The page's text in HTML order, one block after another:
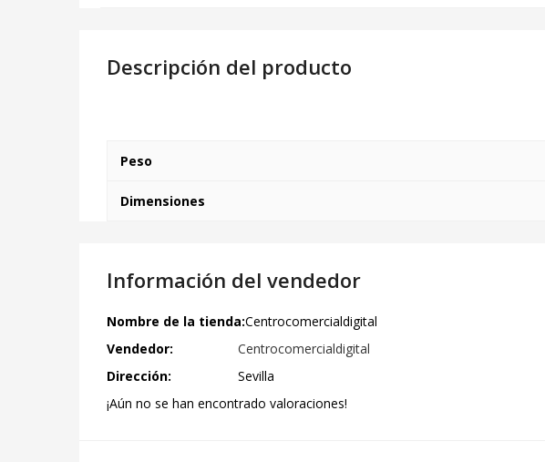
Descripción del producto
Peso
Dimensiones
Información del vendedor
Nombre de la tienda:Centrocomercialdigital
Vendedor:
Centrocomercialdigital
Dirección:
Sevilla
¡Aún no se han encontrado valoraciones!